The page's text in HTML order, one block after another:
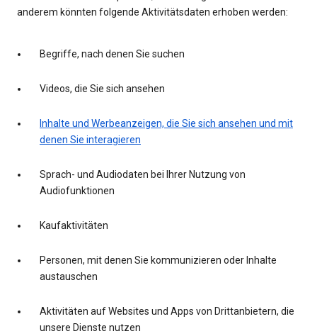
anderem könnten folgende Aktivitätsdaten erhoben werden:
Begriffe, nach denen Sie suchen
Videos, die Sie sich ansehen
Inhalte und Werbeanzeigen, die Sie sich ansehen und mit
denen Sie interagieren
Sprach- und Audiodaten bei Ihrer Nutzung von
Audiofunktionen
Kaufaktivitäten
Personen, mit denen Sie kommunizieren oder Inhalte
austauschen
Aktivitäten auf Websites und Apps von Drittanbietern, die
unsere Dienste nutzen